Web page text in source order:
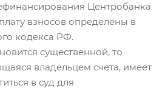
Центробанка
взносов определены в
кодекса РФ.
существенной, то
владельцем счета, имеет
в суд для